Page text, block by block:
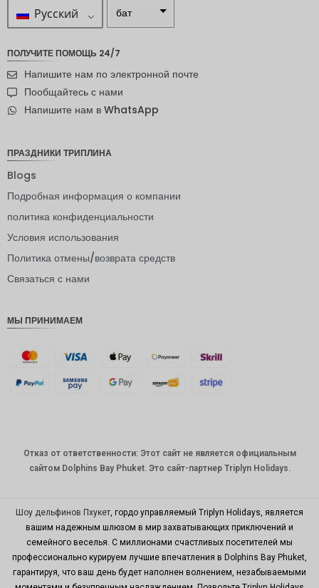
Русский бат
я крона
андский
ЙЕНА
евро
ая
крона
САПР
корейск
ая вона
китайски
й юань
ПОЛУЧИТЕ ПОМОЩЬ 24/7
Напишите нам по электронной почте
Пообщайтесь с нами
Напишите нам в WhatsApp
ПРАЗДНИКИ ТРИПЛИНА
Blogs
Подробная информация о компании
политика конфиденциальности
Условия использования
Политика отмены/возврата средств
Связаться с нами
МЫ ПРИНИМАЕМ
Отказ от ответственности: Этот сайт не является официальным
сайтом Dolphins Bay Phuket. Это сайт-партнер Triplyn Holidays.
Шоу дельфинов Пхукет , гордо управляемый Triplyn Holidays, является
вашим надежным шлюзом в мир захватывающих приключений и
семейного веселья. С миллионами счастливых посетителей мы
профессионально курируем лучшие впечатления в Dolphins Bay Phuket,
гарантируя, что ваш день будет наполнен волнением, незабываемыми